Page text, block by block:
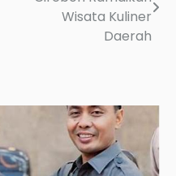
Wisata Kuliner
Daerah